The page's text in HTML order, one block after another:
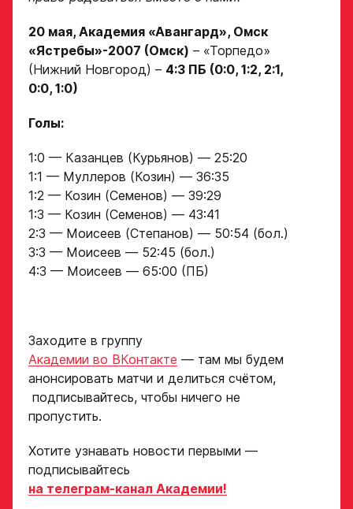
20 мая, Академия «Авангард», Омск
«Ястребы»-2007 (Омск) – «Торпедо»
(Нижний Новгород) – 4:3 ПБ (0:0, 1:2, 2:1,
0:0, 1:0)
Голы:
1:0 — Казанцев (Курьянов) — 25:20
1:1 — Муллеров (Козин) — 36:35
1:2 — Козин (Семенов) — 39:29
1:3 — Козин (Семенов) — 43:41
2:3 — Моисеев (Степанов) — 50:54 (бол.)
3:3 — Моисеев — 52:45 (бол.)
4:3 — Моисеев — 65:00 (ПБ)
Заходите в группу
Академии во ВКонтакте — там мы будем
анонсировать матчи и делиться счётом,
подписывайтесь, чтобы ничего не
пропустить.
Хотите узнавать новости первыми —
подписывайтесь
на телеграм-канал Академии!